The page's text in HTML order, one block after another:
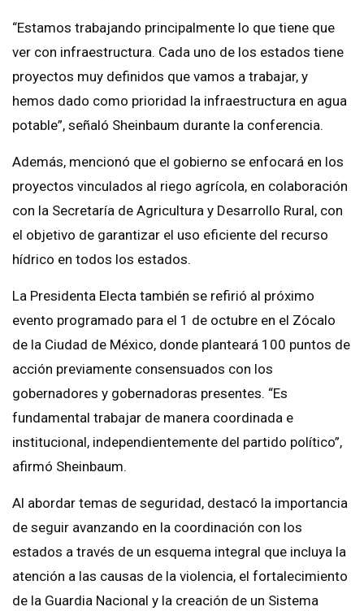
“Estamos trabajando principalmente lo que tiene que
ver con infraestructura. Cada uno de los estados tiene
proyectos muy definidos que vamos a trabajar, y
hemos dado como prioridad la infraestructura en agua
potable”, señaló Sheinbaum durante la conferencia.
Además, mencionó que el gobierno se enfocará en los
proyectos vinculados al riego agrícola, en colaboración
con la Secretaría de Agricultura y Desarrollo Rural, con
el objetivo de garantizar el uso eficiente del recurso
hídrico en todos los estados.
La Presidenta Electa también se refirió al próximo
evento programado para el 1 de octubre en el Zócalo
de la Ciudad de México, donde planteará 100 puntos de
acción previamente consensuados con los
gobernadores y gobernadoras presentes. “Es
fundamental trabajar de manera coordinada e
institucional, independientemente del partido político”,
afirmó Sheinbaum.
Al abordar temas de seguridad, destacó la importancia
de seguir avanzando en la coordinación con los
estados a través de un esquema integral que incluya la
atención a las causas de la violencia, el fortalecimiento
de la Guardia Nacional y la creación de un Sistema